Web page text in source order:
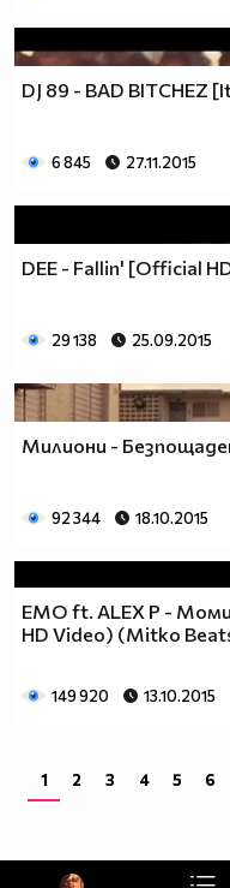
DJ 89 - BAD BITCHEZ
6 845 27.11.2015
DEE - Fallin' [Official
29 138 25.09.2015
Милиони -
92 344 18.10.2015
EMO ft. ALEX P -
HD Video) (Mitko
149 920 13.10.2015
1 2 3 4 5 6